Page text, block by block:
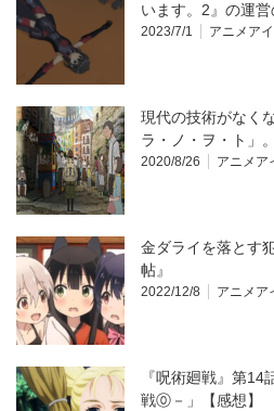
います。2』の運営
2023/7/1 アニメア
現代の技術がなく
ラ・ノ・ヲ・ト」。
2020/8/26 アニメア
金ダライを落とす
帖』
2022/12/8 アニメア
『呪術廻戦』第
戦⓪－」【感想】